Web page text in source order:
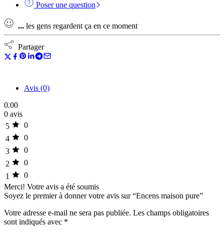
Poser une question
... les gens regardent ça en ce moment
Partager
Avis (0)
0.00
0 avis
5
0
4
0
3
0
2
0
1
0
Merci! Votre avis a été soumis
Soyez le premier à donner votre avis sur “Encens maison pure”
Votre adresse e-mail ne sera pas publiée. Les champs obligatoires
sont indiqués avec *